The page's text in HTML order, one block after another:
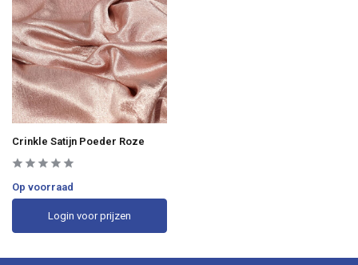
Crinkle Satijn Poeder Roze
Op voorraad
Login voor prijzen